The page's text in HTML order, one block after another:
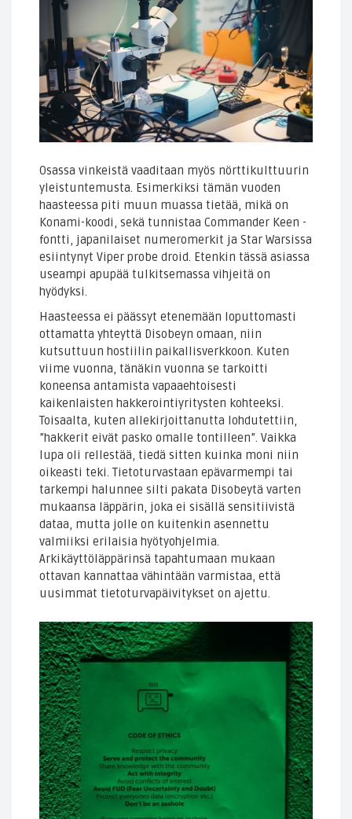
Osassa vinkeistä vaaditaan myös nörttikulttuurin
yleistuntemusta. Esimerkiksi tämän vuoden
haasteessa piti muun muassa tietää, mikä on
Konami-koodi, sekä tunnistaa Commander Keen -
fontti, japanilaiset numeromerkit ja Star Warsissa
esiintynyt Viper probe droid. Etenkin tässä asiassa
useampi apupää tulkitsemassa vihjeitä on
hyödyksi.
Haasteessa ei päässyt etenemään loputtomasti
ottamatta yhteyttä Disobeyn omaan, niin
kutsuttuun hostiilin paikallisverkkoon. Kuten
viime vuonna, tänäkin vuonna se tarkoitti
koneensa antamista vapaaehtoisesti
kaikenlaisten hakkerointiyritysten kohteeksi.
Toisaalta, kuten allekirjoittanutta lohdutettiin,
”hakkerit eivät pasko omalle tontilleen”. Vaikka
lupa oli rellestää, tiedä sitten kuinka moni niin
oikeasti teki. Tietoturvastaan epävarmempi tai
tarkempi halunnee silti pakata Disobeytä varten
mukaansa läppärin, joka ei sisällä sensitiivistä
dataa, mutta jolle on kuitenkin asennettu
valmiiksi erilaisia hyötyohjelmia.
Arkikäyttöläppärinsä tapahtumaan mukaan
ottavan kannattaa vähintään varmistaa, että
uusimmat tietoturvapäivitykset on ajettu.